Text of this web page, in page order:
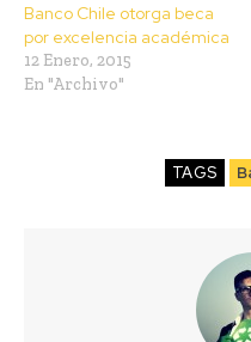
Banco Chile otorga beca
por excelencia académica
12 Enero, 2015
En "Archivo"
TAGS